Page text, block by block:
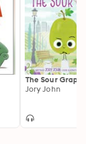
The Sour Grape
Jory John